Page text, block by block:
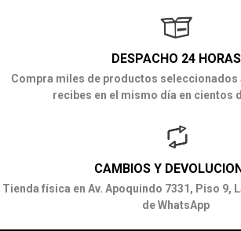
DESPACHO 24 HORAS
Compra miles de productos seleccionados
recibes en el mismo día en cientos
CAMBIOS Y
Tienda física en Av. Apoquindo 7331, Piso 9,
de WhatsApp